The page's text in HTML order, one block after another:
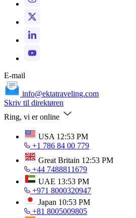
E-mail
info@ektatraveling.com
Skriv til direktøren
Ring, vi er online
USA 12:53 PM
+1 786 84 00 779
Great Britain 12:53 PM
+44 7488811679
UAE 13:53 PM
+971 8000320947
Japan 10:53 PM
+81 8005009805